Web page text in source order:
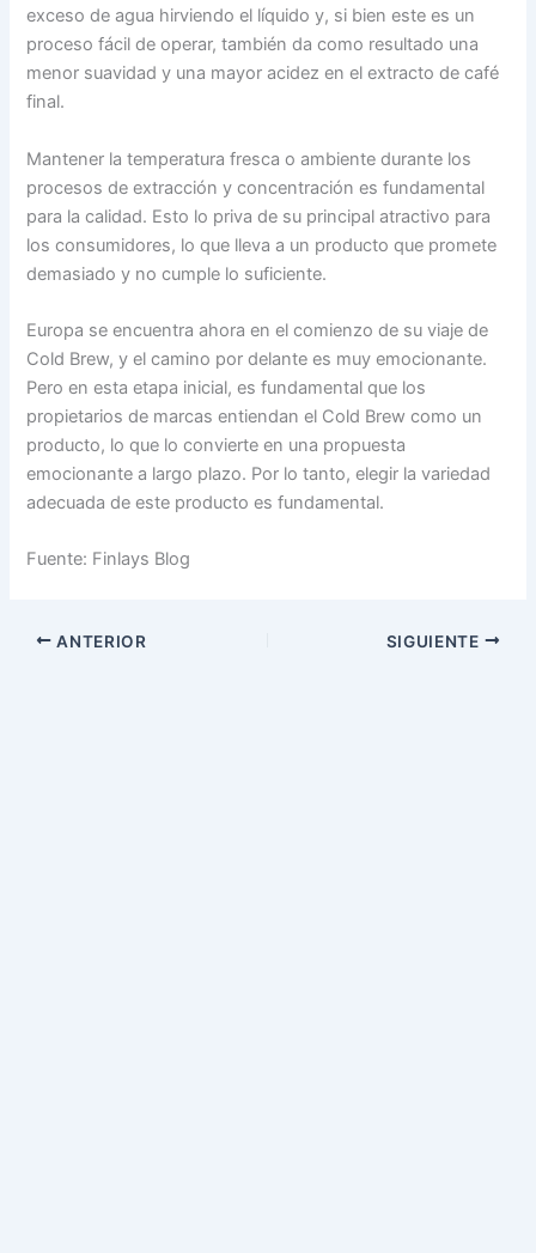
exceso de agua hirviendo el líquido y, si bien este es un
proceso fácil de operar, también da como resultado una
menor suavidad y una mayor acidez en el extracto de café
final.
Mantener la temperatura fresca o ambiente durante los
procesos de extracción y concentración es fundamental
para la calidad. Esto lo priva de su principal atractivo para
los consumidores, lo que lleva a un producto que promete
demasiado y no cumple lo suficiente.
Europa se encuentra ahora en el comienzo de su viaje de
Cold Brew, y el camino por delante es muy emocionante.
Pero en esta etapa inicial, es fundamental que los
propietarios de marcas entiendan el Cold Brew como un
producto, lo que lo convierte en una propuesta
emocionante a largo plazo. Por lo tanto, elegir la variedad
adecuada de este producto es fundamental.
Fuente: Finlays Blog
ANTERIOR SIGUIENTE